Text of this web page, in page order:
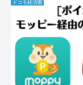
ドコモ経済圏